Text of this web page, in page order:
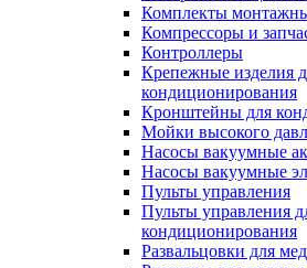
Комплекты
Компрессоры и
Контроллеры
Крепежные изделия
кондиционирования
Кронштейны для
Мойки высокого
Насосы вакуумные
Насосы вакуумные
Пульты управления
Пульты управления
кондиционирования
Развальцовки для